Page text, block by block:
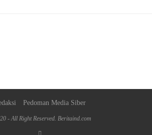
Pedoman Media Siber
- All Right Reserved. Beritaind.com